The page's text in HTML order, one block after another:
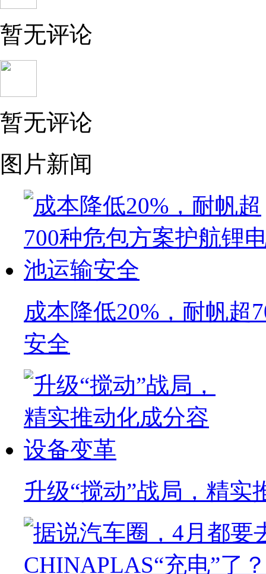
暂无评论
暂无评论
图片新闻
成本降低20%，耐帆超
安全
升级“搅动”战局，精实